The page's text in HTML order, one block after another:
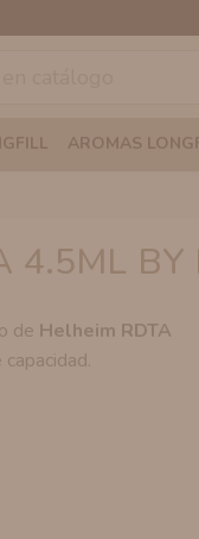
AROMAS
4.5ML BY
de Helheim RDTA